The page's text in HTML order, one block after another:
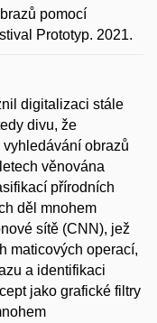
pomocí
Prototyp. 2021.
digitalizaci stále
divu, že
obrazů
věnována
přírodních
děl mnohem
sítě (CNN), jež
maticových operací,
a identifikaci
jako grafické filtry